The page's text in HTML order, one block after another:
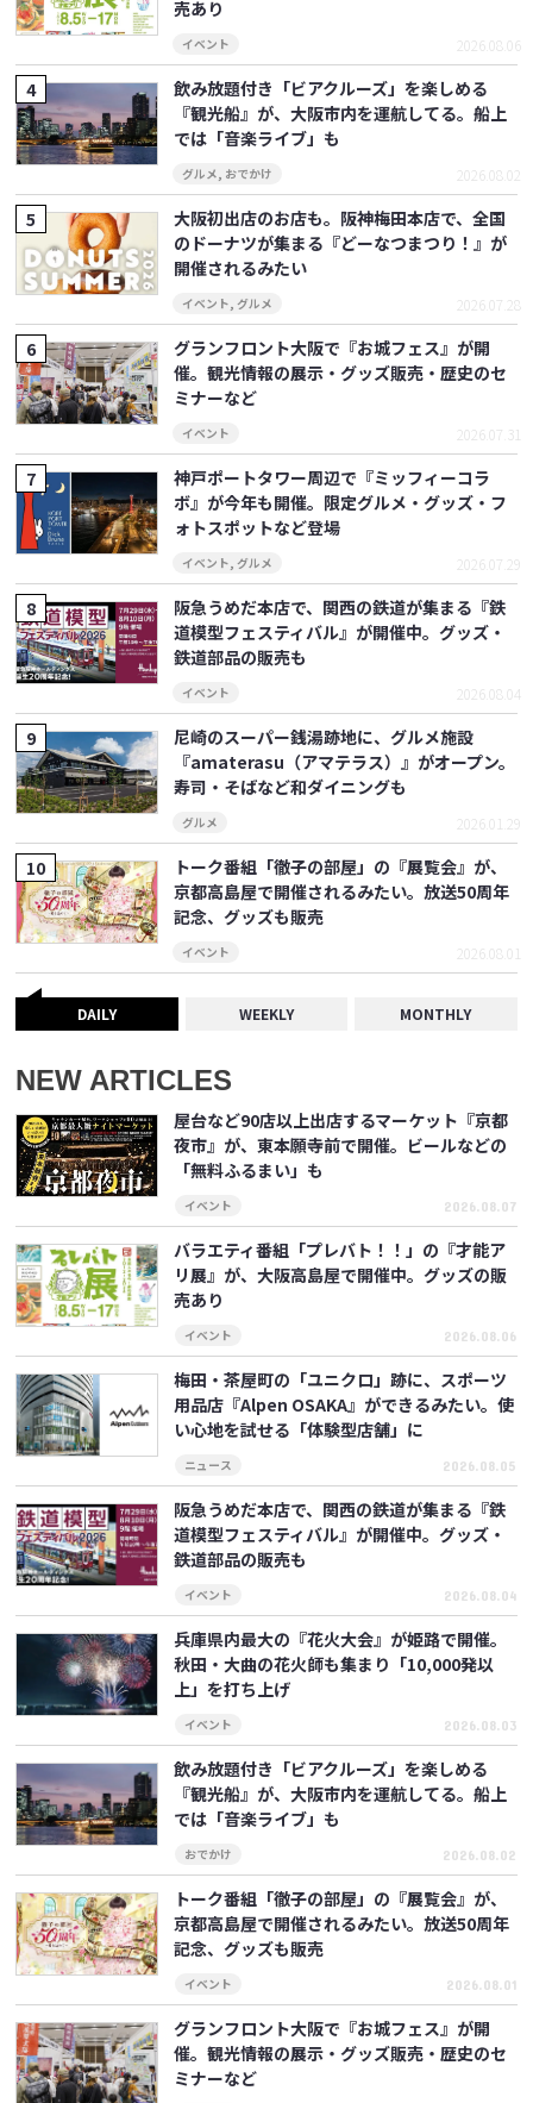
売あり
イベント 2026.08.06
飲み放題付き「ビアクルーズ」を楽しめる
『観光船』が、大阪市内を運航してる。船上
では「音楽ライブ」も
グルメ, おでかけ 2026.08.02
大阪初出店のお店も。阪神梅田本店で、全国
のドーナツが集まる『どーなつまつり！』が
開催されるみたい
イベント, グルメ 2026.07.28
グランフロント大阪で『お城フェス』が開
催。観光情報の展示・グッズ販売・歴史のセ
ミナーなど
イベント 2026.07.31
神戸ポートタワー周辺で『ミッフィーコラ
ボ』が今年も開催。限定グルメ・グッズ・フ
ォトスポットなど登場
イベント, グルメ 2026.07.29
阪急うめだ本店で、関西の鉄道が集まる『鉄
道模型フェスティバル』が開催中。グッズ・
鉄道部品の販売も
イベント 2026.08.04
尼崎のスーパー銭湯跡地に、グルメ施設
『amaterasu（アマテラス）』がオープン。
寿司・そばなど和ダイニングも
グルメ 2026.01.29
トーク番組「徹子の部屋」の『展覧会』が、
京都高島屋で開催されるみたい。放送50周年
記念、グッズも販売
イベント 2026.08.01
DAILY WEEKLY MONTHLY
NEW ARTICLES
屋台など90店以上出店するマーケット『京都
夜市』が、東本願寺前で開催。ビールなどの
「無料ふるまい」も
イベント 2026.08.07
バラエティ番組「プレバト！！」の『才能ア
リ展』が、大阪高島屋で開催中。グッズの販
売あり
イベント 2026.08.06
梅田・茶屋町の「ユニクロ」跡に、スポーツ
用品店『Alpen OSAKA』ができるみたい。使
い心地を試せる「体験型店舗」に
ニュース 2026.08.05
阪急うめだ本店で、関西の鉄道が集まる『鉄
道模型フェスティバル』が開催中。グッズ・
鉄道部品の販売も
イベント 2026.08.04
兵庫県内最大の『花火大会』が姫路で開催。
秋田・大曲の花火師も集まり「10,000発以
上」を打ち上げ
イベント 2026.08.03
飲み放題付き「ビアクルーズ」を楽しめる
『観光船』が、大阪市内を運航してる。船上
では「音楽ライブ」も
おでかけ 2026.08.02
トーク番組「徹子の部屋」の『展覧会』が、
京都高島屋で開催されるみたい。放送50周年
記念、グッズも販売
イベント 2026.08.01
グランフロント大阪で『お城フェス』が開
催。観光情報の展示・グッズ販売・歴史のセ
ミナーなど